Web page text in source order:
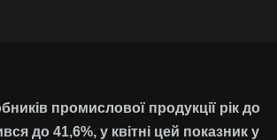
промислової продукції рік до
до 41,6%, у квітні цей показник у